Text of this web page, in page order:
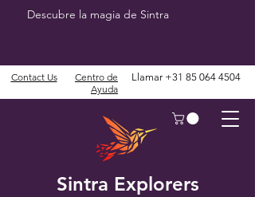
Descubre la magia de Sintra
Sintra Explorers
Contact Us
Centro de
Ayuda
Llamar +31 85 064 4504